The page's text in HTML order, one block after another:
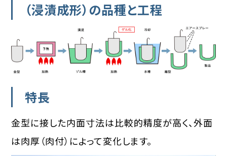
（浸漬成形）の品種と工程
特長
金型に接した内面寸法は比較的精度が高く、外面
は肉厚（肉付）によって変化します。